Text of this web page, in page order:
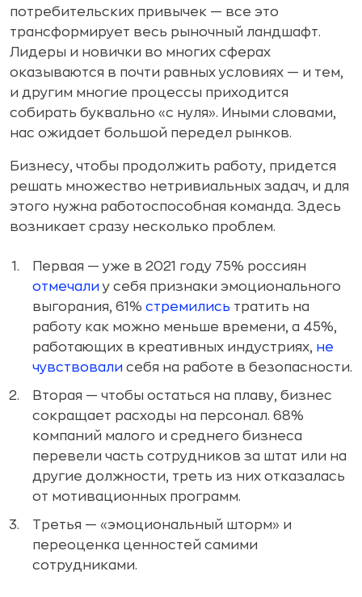
потребительских привычек — все это
трансформирует весь рыночный ландшафт.
Лидеры и новички во многих сферах
оказываются в почти равных условиях — и тем,
и другим многие процессы приходится
собирать буквально «с нуля». Иными словами,
нас ожидает большой передел рынков.
Бизнесу, чтобы продолжить работу, придется
решать множество нетривиальных задач, и для
этого нужна работоспособная команда. Здесь
возникает сразу несколько проблем.
Первая — уже в 2021 году 75% россиян
отмечали у себя признаки эмоционального
выгорания, 61% стремились тратить на
работу как можно меньше времени, а 45%,
работающих в креативных индустриях, не
чувствовали себя на работе в безопасности.
Вторая — чтобы остаться на плаву, бизнес
сокращает расходы на персонал. 68%
компаний малого и среднего бизнеса
перевели часть сотрудников за штат или на
другие должности, треть из них отказалась
от мотивационных программ.
Третья — «эмоциональный шторм» и
переоценка ценностей самими
сотрудниками.